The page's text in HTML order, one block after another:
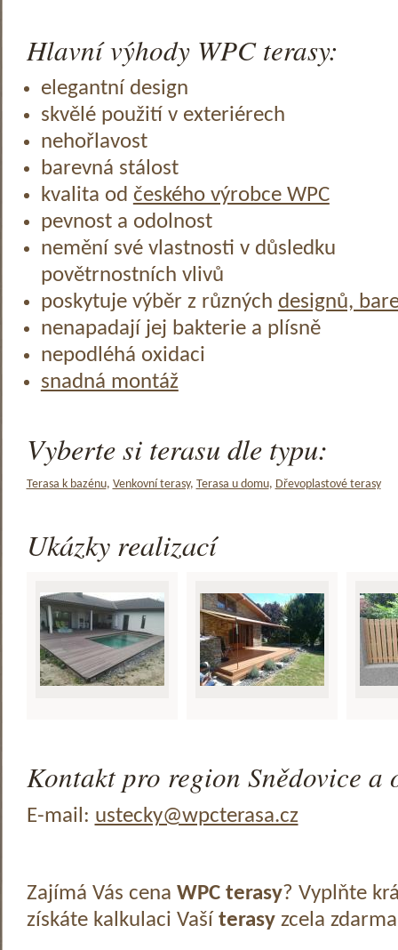
Hlavní výhody WPC terasy:
elegantní design
skvělé použití v exteriérech
nehořlavost
barevná stálost
kvalita od českého výrobce WPC
pevnost a odolnost
nemění své vlastnosti v důsledku
povětrnostních vlivů
poskytuje výběr z různých designů,
nenapadají jej bakterie a plísně
nepodléhá oxidaci
snadná montáž
Vyberte si terasu dle typu:
Terasa k bazénu, Venkovní terasy, Terasa u domu, Dřevoplastové terasy
Ukázky realizací
Kontakt pro region Snědovice a
E-mail: ustecky@wpcterasa.cz
Zajímá Vás cena WPC terasy? Vyplňte
získáte kalkulaci Vaší terasyzcela